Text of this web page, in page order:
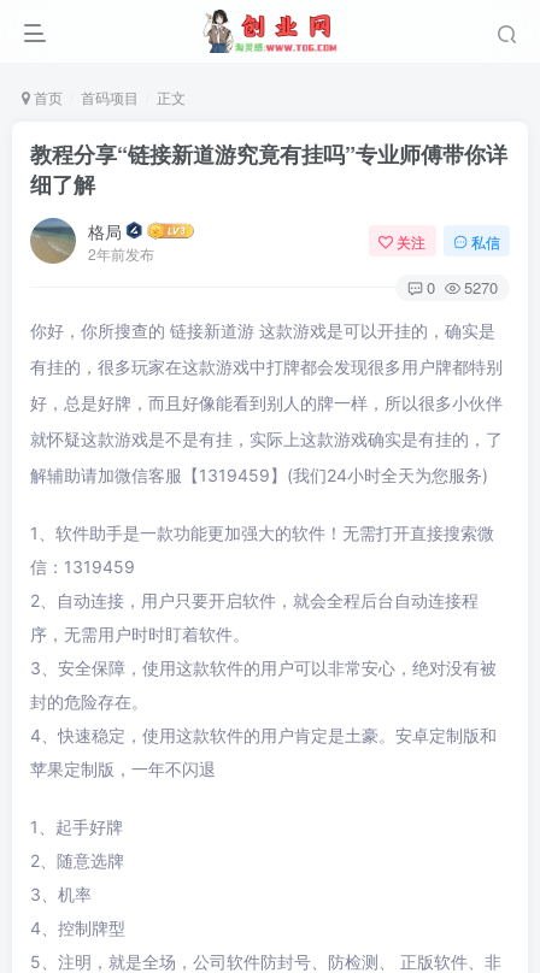
首页 首码项目 正文
教程分享“链接新道游究竟有挂吗”专业师傅带你详
细了解
格局
2年前发布
关注 私信
0 5270
你好，你所搜查的 链接新道游 这款游戏是可以开挂的，确实是
有挂的，很多玩家在这款游戏中打牌都会发现很多用户牌都特别
好，总是好牌，而且好像能看到别人的牌一样，所以很多小伙伴
就怀疑这款游戏是不是有挂，实际上这款游戏确实是有挂的，了
解辅助请加微信客服【1319459】(我们24小时全天为您服务)
1、软件助手是一款功能更加强大的软件！无需打开直接搜索微
信：1319459
2、自动连接，用户只要开启软件，就会全程后台自动连接程
序，无需用户时时盯着软件。
3、安全保障，使用这款软件的用户可以非常安心，绝对没有被
封的危险存在。
4、快速稳定，使用这款软件的用户肯定是土豪。安卓定制版和
苹果定制版，一年不闪退
1、起手好牌
2、随意选牌
3、机率
4、控制牌型
5、注明，就是全场，公司软件防封号、防检测、 正版软件、非